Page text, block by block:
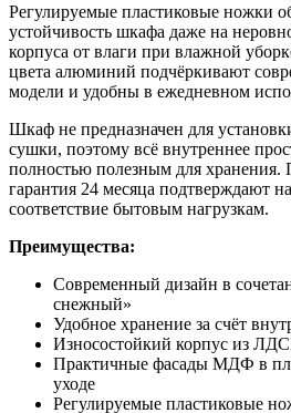
Регулируемые пластиковые ножки
устойчивость шкафа даже на
корпуса от влаги при влажной
цвета алюминий подчёркивают
модели и удобны в ежедневном
Шкаф не предназначен для
сушки, поэтому всё внутреннее
полностью полезным для хранения.
гарантия 24 месяца подтверждают
соответствие бытовым нагрузкам.
Преимущества:
Современный дизайн в
снежный»
Удобное хранение за счёт
Износостойкий корпус из
Практичные фасады МДФ в
уходе
Регулируемые пластиковые